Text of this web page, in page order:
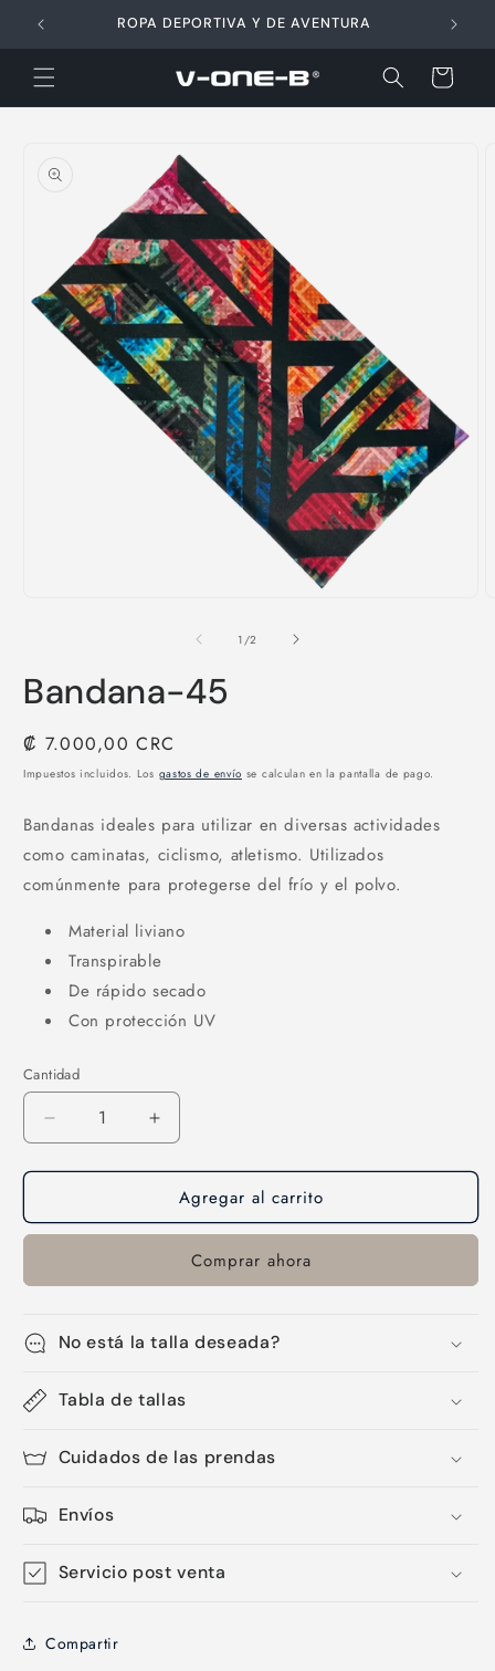
directamente
al contenido
ROPA DEPORTIVA Y DE AVENTURA
Carrito
información
una
ventana
1 /de
2
Bandana-45
Precio
habitual
₡ 7.000,00 CRC
Impuestos incluidos. Los gastos de envío se calculan en la pantalla de pago.
Bandanas ideales para utilizar en diversas actividades
como caminatas, ciclismo, atletismo. Utilizados
comúnmente para protegerse del frío y el polvo.
Material liviano
Transpirable
De rápido secado
Con protección UV
Cantidad
Cantidad
Reducir
cantidad
para
45
Aumentar
cantidad
para
Bandana-
45
Agregar al carrito
Comprar ahora
No está la talla deseada?
Tabla de tallas
Cuidados de las prendas
Envíos
Servicio post venta
Compartir